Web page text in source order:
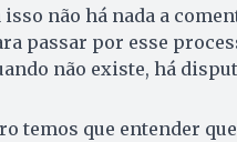
isso não há nada a
passar por esse
não existe, há
temos que entender